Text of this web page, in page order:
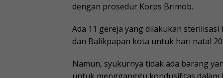
dengan prosedur Korps Brimob.
Ada 11 gereja yang dilakukan
dan Balikpapan kota untuk hari natal
Namun, syukurnya tidak ada barang